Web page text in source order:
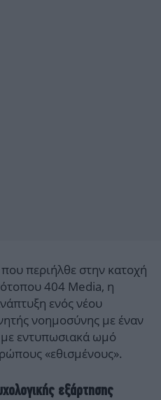
περιήλθε στην κατοχή
404 Media, η
ενός νέου
νοημοσύνης με έναν
εντυπωσιακά ωμό
«εθισμένους».
εξάρτησης